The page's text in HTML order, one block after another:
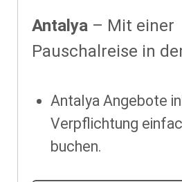
Antalya – Mit einer
Pauschalreise in
Antalya Angebote
Verpflichtung
buchen.